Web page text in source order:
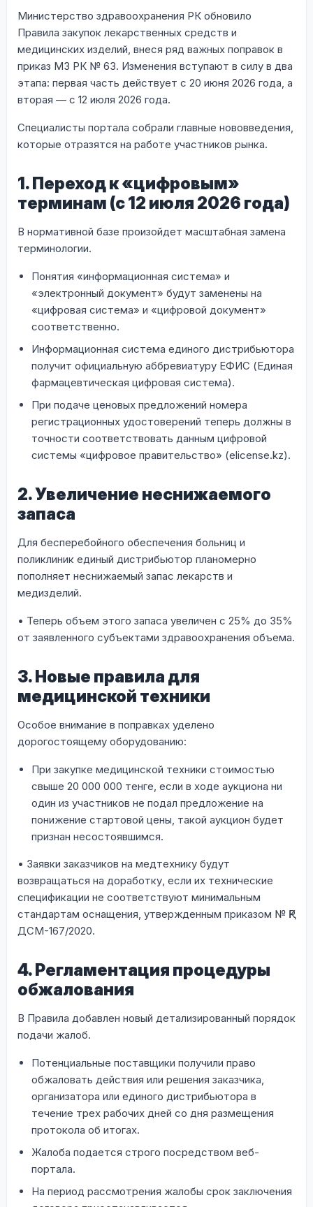
Министерство здравоохранения РК обновило
Правила закупок лекарственных средств и
медицинских изделий, внеся ряд важных поправок в
приказ МЗ РК № 63. Изменения вступают в силу в два
этапа: первая часть действует с 20 июня 2026 года, а
вторая — с 12 июля 2026 года.
Специалисты портала собрали главные нововведения,
которые отразятся на работе участников рынка.
1. Переход к «цифровым»
терминам (с 12 июля 2026 года)
В нормативной базе произойдет масштабная замена
терминологии.
Понятия «информационная система» и
«электронный документ» будут заменены на
«цифровая система» и «цифровой документ»
соответственно.
Информационная система единого дистрибьютора
получит официальную аббревиатуру ЕФИС (Единая
фармацевтическая цифровая система).
При подаче ценовых предложений номера
регистрационных удостоверений теперь должны в
точности соответствовать данным цифровой
системы «цифровое правительство» (elicense.kz).
2. Увеличение неснижаемого
запаса
Для бесперебойного обеспечения больниц и
поликлиник единый дистрибьютор планомерно
пополняет неснижаемый запас лекарств и
медизделий.
• Теперь объем этого запаса увеличен с 25% до 35%
от заявленного субъектами здравоохранения объема.
3. Новые правила для
медицинской техники
Особое внимание в поправках уделено
дорогостоящему оборудованию:
При закупке медицинской техники стоимостью
свыше 20 000 000 тенге, если в ходе аукциона ни
один из участников не подал предложение на
понижение стартовой цены, такой аукцион будет
признан несостоявшимся.
• Заявки заказчиков на медтехнику будут
возвращаться на доработку, если их технические
спецификации не соответствуют минимальным
стандартам оснащения, утвержденным приказом № ҚР
ДСМ-167/2020.
4. Регламентация процедуры
обжалования
В Правила добавлен новый детализированный порядок
подачи жалоб.
Потенциальные поставщики получили право
обжаловать действия или решения заказчика,
организатора или единого дистрибьютора в
течение трех рабочих дней со дня размещения
протокола об итогах.
Жалоба подается строго посредством веб-
портала.
На период рассмотрения жалобы срок заключения